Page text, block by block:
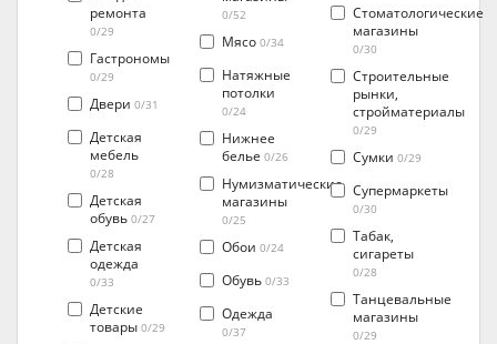
ремонта
0/29
Гастрономы
0/29
Двери 0/31
Детская
мебель
0/28
Детская
обувь 0/27
Детская
одежда
0/33
Детские
товары 0/29
0/52
Мясо 0/34
Натяжные
потолки
0/24
Нижнее
белье 0/26
Нумизматические
магазины
0/25
Обои 0/24
Обувь 0/33
Одежда
0/37
Стоматологические
магазины
0/30
Строительные
рынки,
стройматериалы
0/29
Сумки0/29
Супермаркеты
0/30
Табак,
сигареты
0/28
Танцевальные
магазины
0/29